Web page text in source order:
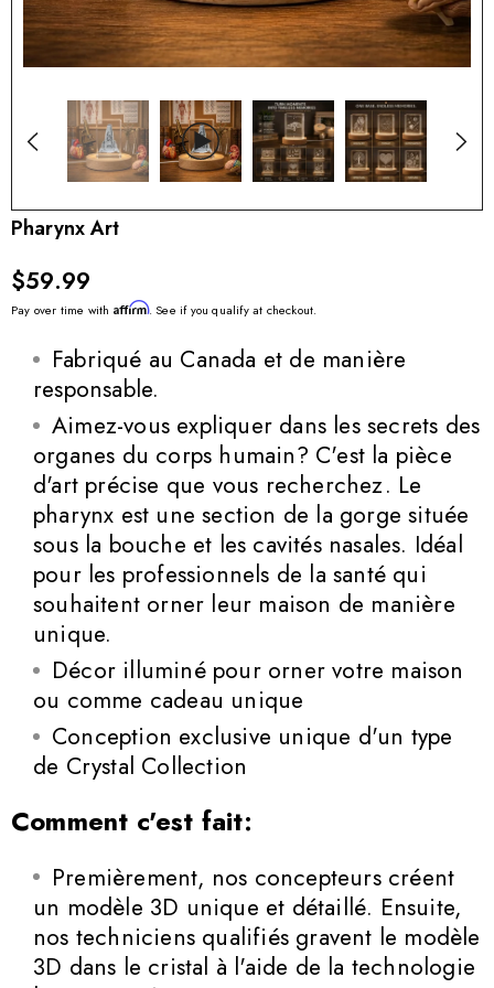
Pharynx Art
$59.99
Pay over time with Affirm. See if you qualify at checkout.
Fabriqué au Canada et de manière
responsable.
Aimez-vous expliquer dans les secrets des
organes du corps humain? C'est la pièce
d'art précise que vous recherchez. Le
pharynx est une section de la gorge située
sous la bouche et les cavités nasales. Idéal
pour les professionnels de la santé qui
souhaitent orner leur maison de manière
unique.
Décor illuminé pour orner votre maison
ou comme cadeau unique
Conception exclusive unique d'un type
de Crystal Collection
Comment c'est fait:
Premièrement, nos concepteurs créent
un modèle 3D unique et détaillé. Ensuite,
nos techniciens qualifiés gravent le modèle
3D dans le cristal à l'aide de la technologie